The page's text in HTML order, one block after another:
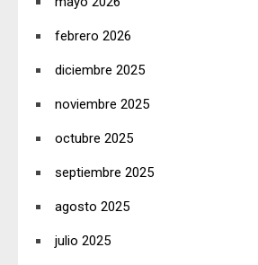
febrero 2026
diciembre 2025
noviembre 2025
octubre 2025
septiembre 2025
agosto 2025
julio 2025